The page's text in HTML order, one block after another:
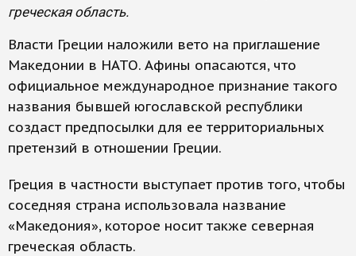
греческая область.
Власти Греции наложили вето на приглашение
Македонии в НАТО. Афины опасаются, что
официальное международное признание такого
названия бывшей югославской республики
создаст предпосылки для ее территориальных
претензий в отношении Греции.
Греция в частности выступает против того, чтобы
соседняя страна использовала название
«Македония», которое носит также северная
греческая область.